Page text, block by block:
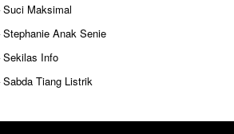
Maksimal
Anak Senie
Sekilas Info
Tiang Listrik